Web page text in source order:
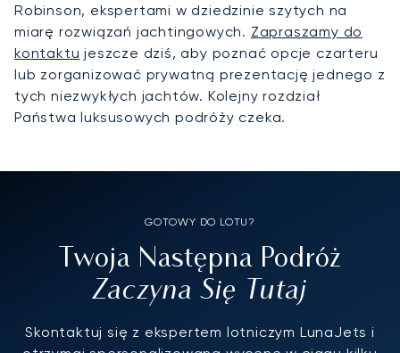
Robinson, ekspertami w dziedzinie szytych na
miarę rozwiązań jachtingowych. Zapraszamy do
kontaktu jeszcze dziś, aby poznać opcje czarteru
lub zorganizować prywatną prezentację jednego z
tych niezwykłych jachtów. Kolejny rozdział
Państwa luksusowych podróży czeka.
GOTOWY DO LOTU?
Twoja Następna Podróż
Zaczyna Się Tutaj
Skontaktuj się z ekspertem lotniczym LunaJets i